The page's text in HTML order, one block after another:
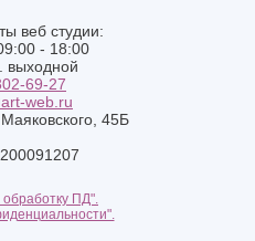
веб студии:
- 18:00
69-27
web.ru
Маяковского, 45Б
ПД".